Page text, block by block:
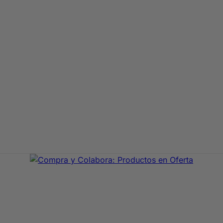
de primeras marcas. En Compra y Colabora